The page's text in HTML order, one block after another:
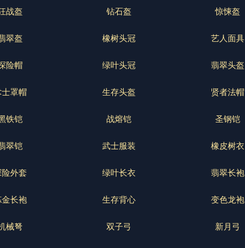
战盔 钻石盔 惊悚盔
翠盔 橡树头冠 艺人面具
险帽 绿叶头冠 翡翠头盔
士罩帽 生存头盔 贤者法帽
铁铠 战熔铠 圣钢铠
翠铠 武士服装 橡皮树衣
险外套 绿叶长衣 翡翠长袍
金长袍 生存背心 变色龙袍
械弩 双子弓 新月弓